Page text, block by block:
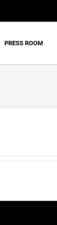
PRESS ROOM